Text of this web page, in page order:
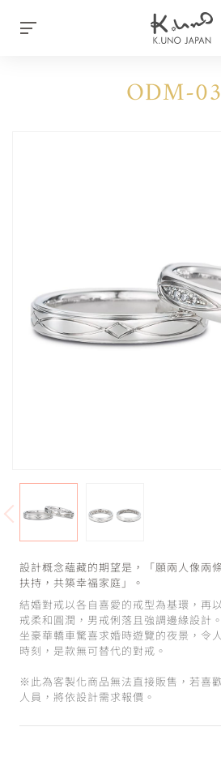
ODM-
設計概念蘊藏的期望是，「願兩人像兩
扶持，共築幸福家庭」。
結婚對戒以各自喜愛的戒型為基環，再
戒柔和圓潤，男戒俐落且強調邊緣設計
坐豪華轎車驚喜求婚時遊覽的夜景，令
時刻，是款無可替代的對戒。
※此為客製化商品無法直接販售，若喜
人員，將依設計需求報價。